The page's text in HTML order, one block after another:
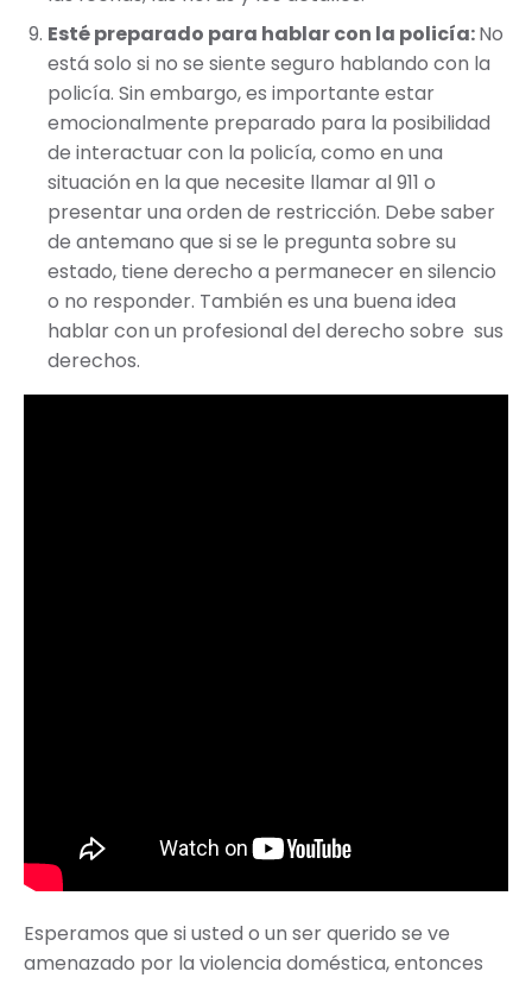
Esté preparado para hablar con la policía:No
está solo si no se siente seguro hablando con la
policía. Sin embargo, es importante estar
emocionalmente preparado para la posibilidad
de interactuar con la policía, como en una
situación en la que necesite llamar al 911 o
presentar una orden de restricción. Debe saber
de antemano que si se le pregunta sobre su
estado, tiene derecho a permanecer en silencio
o no responder. También es una buena idea
hablar con un profesional del derecho sobre sus
derechos.
Esperamos que si usted o un ser querido se ve
amenazado por la violencia doméstica, entonces